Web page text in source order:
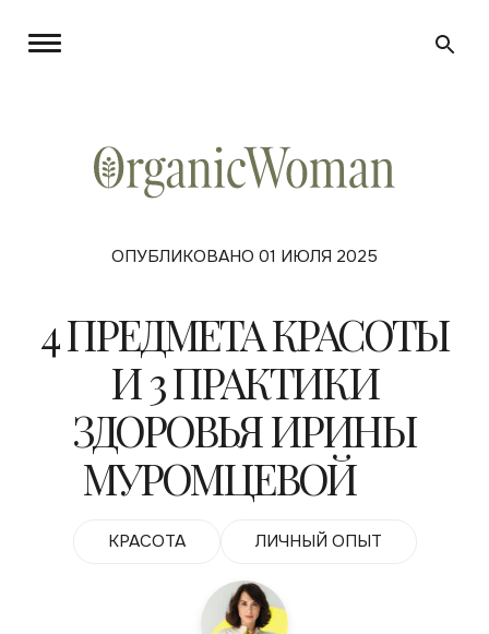
ОПУБЛИКОВАНО 01 ИЮЛЯ 2025
4 ПРЕДМЕТА КРАСОТЫ
И 3 ПРАКТИКИ
ЗДОРОВЬЯ ИРИНЫ
МУРОМЦЕВОЙ
КРАСОТА ЛИЧНЫЙ ОПЫТ